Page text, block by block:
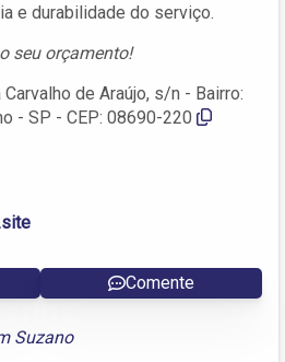
e durabilidade do serviço.
seu orçamento!
Carvalho de Araújo, s/n - Bairro:
- SP - CEP: 08690-220
Comente
Suzano